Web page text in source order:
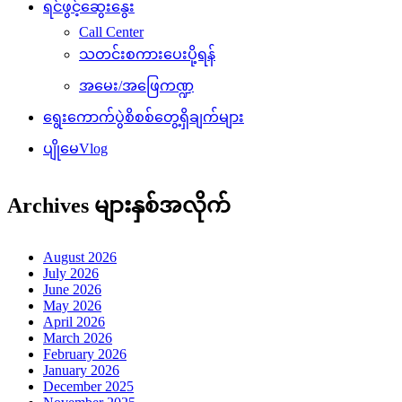
December 2025
November 2025
October 2025
September 2025
August 2025
July 2025
June 2025
May 2025
April 2025
March 2025
December 2024
November 2024
September 2024
August 2024
July 2024
June 2024
May 2024
April 2024
March 2024
February 2024
January 2024